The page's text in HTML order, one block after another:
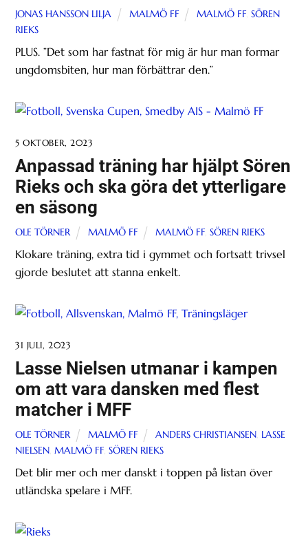
JONAS HANSSON LILJA MALMÖ FF MALMÖ FF,SÖREN
RIEKS
PLUS. ”Det som har fastnat för mig är hur man formar
ungdomsbiten, hur man förbättrar den.”
5 OKTOBER, 2023
Anpassad träning har hjälpt Sören
Rieks och ska göra det ytterligare
en säsong
OLE TÖRNER MALMÖ FF MALMÖ FF,SÖREN RIEKS
Klokare träning, extra tid i gymmet och fortsatt trivsel
gjorde beslutet att stanna enkelt.
31 JULI, 2023
Lasse Nielsen utmanar i kampen
om att vara dansken med flest
matcher i MFF
OLE TÖRNER MALMÖ FF ANDERS CHRISTIANSEN, LASSE
NIELSEN,MALMÖ FF,SÖREN RIEKS
Det blir mer och mer danskt i toppen på listan över
utländska spelare i MFF.